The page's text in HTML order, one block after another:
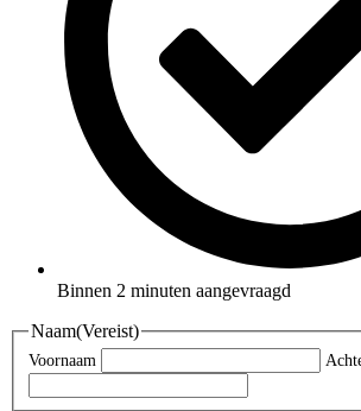
Binnen 2 minuten aangevraagd
Naam(Vereist)
Voornaam